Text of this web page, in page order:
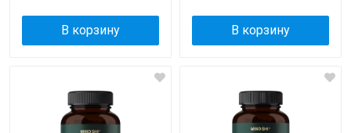
В корзину В корзину